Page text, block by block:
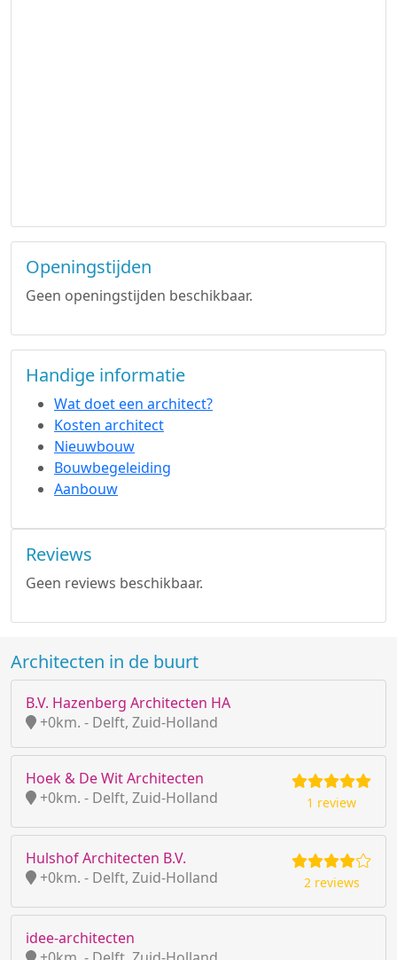
Openingstijden
Geen openingstijden beschikbaar.
Handige informatie
Wat doet een architect?
Kosten architect
Nieuwbouw
Bouwbegeleiding
Aanbouw
Reviews
Geen reviews beschikbaar.
Architecten in de buurt
B.V. Hazenberg Architecten HA
+0km. - Delft, Zuid-Holland
Hoek & De Wit Architecten
+0km. - Delft, Zuid-Holland
1 review
Hulshof Architecten B.V.
+0km. - Delft, Zuid-Holland
2 reviews
idee-architecten